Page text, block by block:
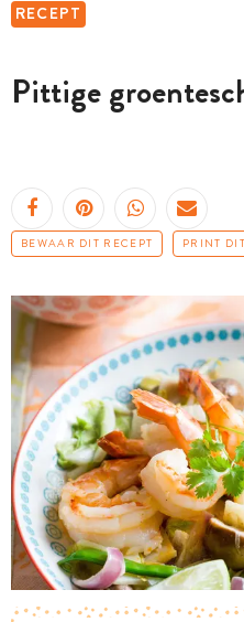
RECEPT
Pittige
BEWAAR DIT RECEPT PRINT